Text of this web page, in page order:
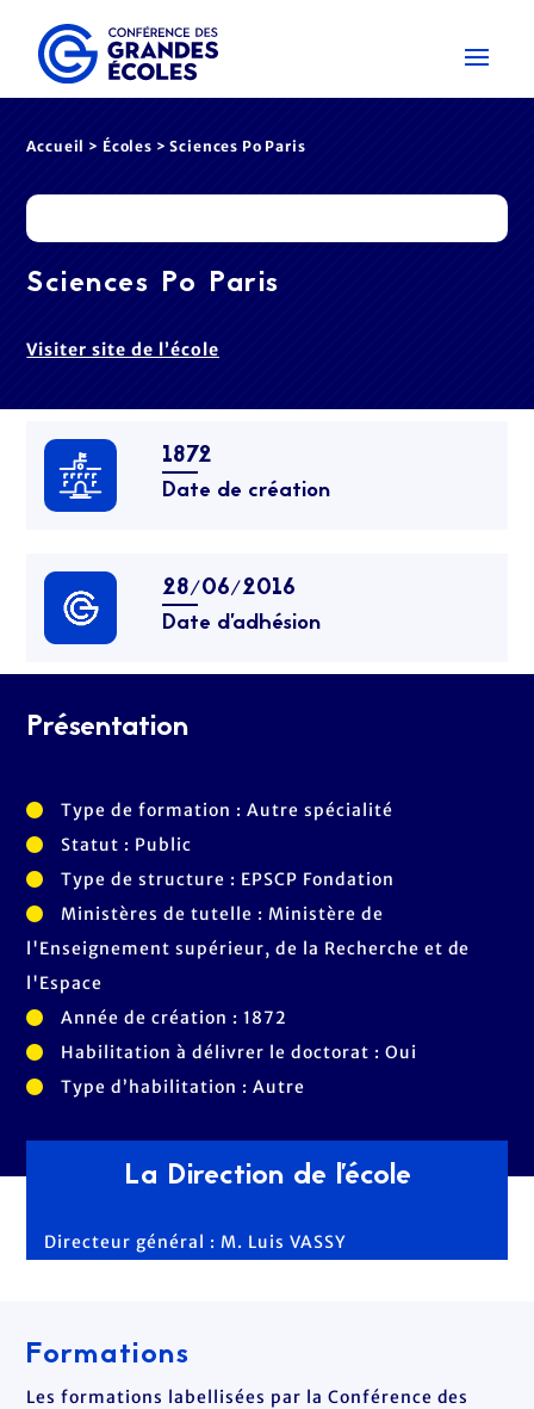
Accueil > Écoles > Sciences Po Paris
Sciences Po Paris
Visiter site de l’école
1872
Date de création
28/06/2016
Date d’adhésion
Présentation
Type de formation : Autre spécialité
Statut : Public
Type de structure : EPSCP Fondation
Ministères de tutelle : Ministère de
l'Enseignement supérieur, de la Recherche et de
l'Espace
Année de création : 1872
Habilitation à délivrer le doctorat : Oui
Type d’habilitation : Autre
La Direction de l'école
Directeur général : M. Luis VASSY
Formations
Les formations labellisées par la Conférence des